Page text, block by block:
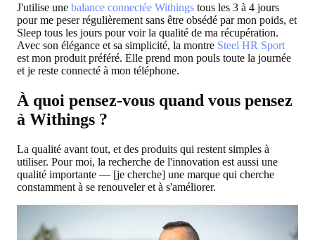
J'utilise une balance connectée Withings tous les 3 à 4 jours
pour me peser régulièrement sans être obsédé par mon poids, et
Sleep tous les jours pour voir la qualité de ma récupération.
Avec son élégance et sa simplicité, la montre Steel HR Sport
est mon produit préféré. Elle prend mon pouls toute la journée
et je reste connecté à mon téléphone.
À quoi pensez-vous quand vous pensez
à Withings ?
La qualité avant tout, et des produits qui restent simples à
utiliser. Pour moi, la recherche de l'innovation est aussi une
qualité importante — [je cherche] une marque qui cherche
constamment à se renouveler et à s'améliorer.